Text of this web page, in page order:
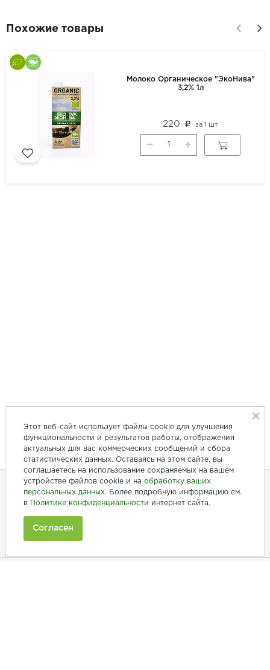
Похожие товары
Молоко Органическое "ЭкоНива"
3,2% 1л
220 за1 шт
+7 (846) 275-20-10
Этот веб-сайт использует файлы cookie для улучшения
функциональности и результатов работы, отображения
актуальных для вас коммерческих сообщений и сбора
статистических данных. Оставаясь на этом сайте, вы
соглашаетесь на использование сохраняемых на вашем
устройстве файлов cookie и на обработку ваших
персональных данных. Более подробную информацию см.
в
Политике конфиденциальности интернет сайта.
Согласен